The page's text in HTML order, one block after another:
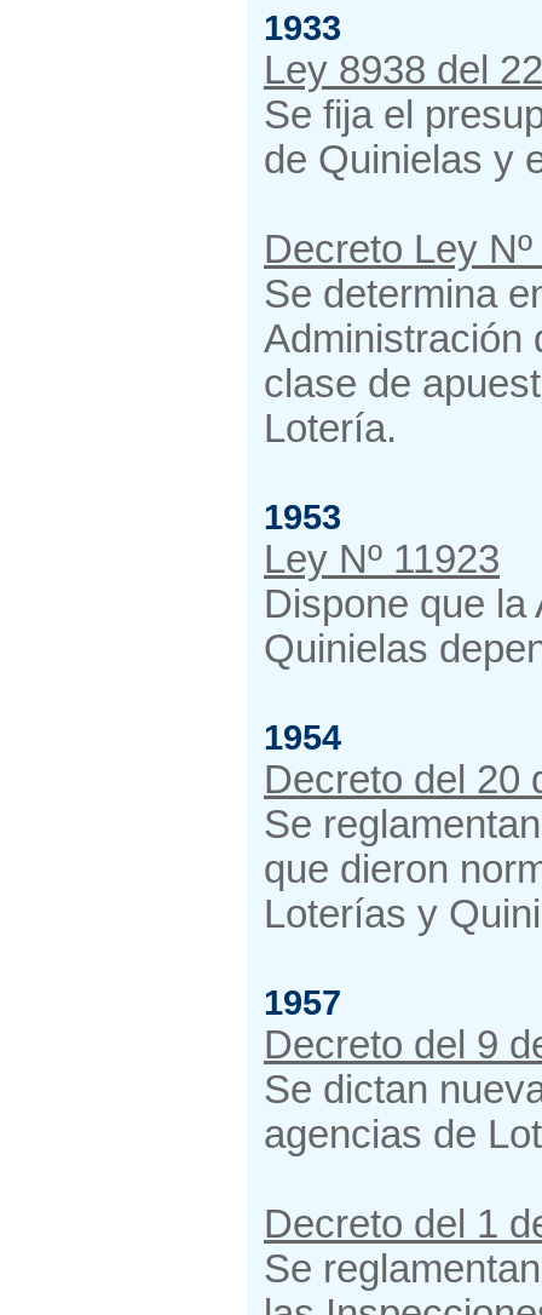
1933
Ley 8938 del
Se fija el
de Quinielas y
Decreto Ley
Se determina
Administración
clase de
Lotería.
1953
Ley Nº 11923
Dispone que
Quinielas
1954
Decreto del 20
Se
que dieron
Loterías y
1957
Decreto del 9
Se dictan
agencias de
Decreto del 1
Se